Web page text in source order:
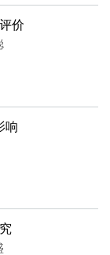
价
响